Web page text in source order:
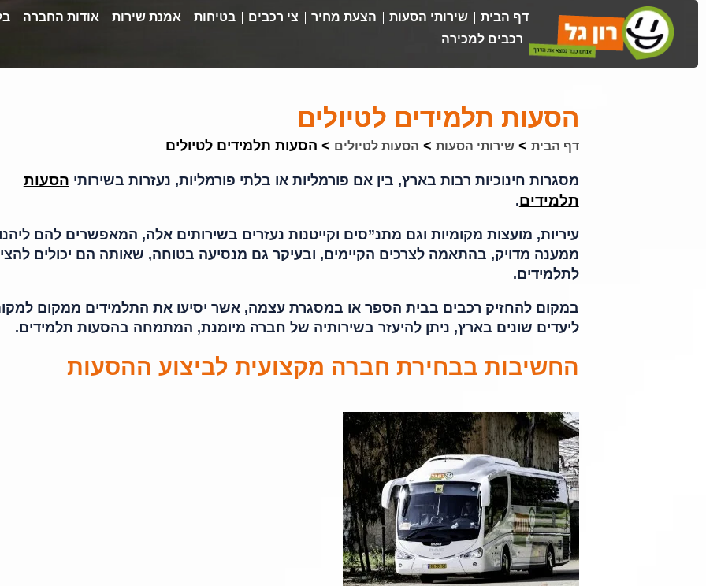
דף הבית שירותי הסעות הצעת מחיר צי רכבים בטיחות אמנת שירות אודות החברה
רכבים למכירה
הסעות תלמידים לטיולים
דף הבית >שירותי הסעות > הסעות לטיולים > הסעות תלמידים לטיולים
מסגרות חינוכיות רבות בארץ, בין אם פורמליות או בלתי פורמליות, נעזרות בשירותי הסעות
תלמידים.
עיריות, מועצות מקומיות וגם מתנ”סים וקייטנות נעזרים בשירותים אלה, המאפשרים להם
ממענה מדויק, בהתאמה לצרכים הקיימים, ובעיקר גם מנסיעה בטוחה, שאותה הם יכולים
לתלמידים.
במקום להחזיק רכבים בבית הספר או במסגרת עצמה, אשר יסיעו את התלמידים ממקום
ליעדים שונים בארץ, ניתן להיעזר בשירותיה של חברה מיומנת, המתמחה בהסעות תלמידים.
החשיבות בבחירת חברה מקצועית לביצוע ההסעות